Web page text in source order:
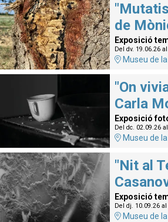
de
Exposició
Del dv. 19.06.26al
Museu de
"On
Carla
Exposició
Del dc. 02.09.26al
Museu de
"Nit al
Exposició
Del dj. 10.09.26al
Museu de